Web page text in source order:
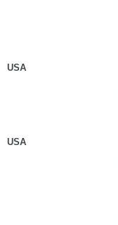
USA
USA